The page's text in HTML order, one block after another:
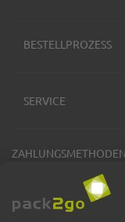
BESTELLPROZESS
SERVICE
ZAHLUNGSMETHODEN